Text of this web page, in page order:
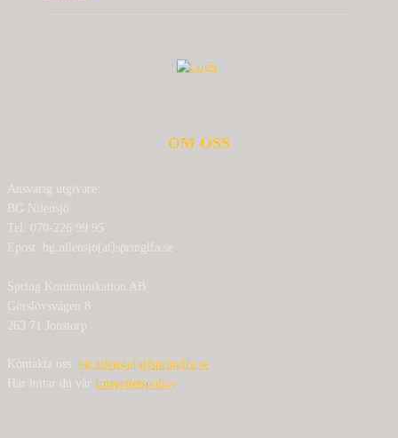
OM OSS
Ansvarig utgivare:
BG Nilensjö
Tel: 070-226 99 95
Epost: bg.nilensjo[at]springlfa.se
Spring Kommunikation AB
Görslövsvägen 8
263 71 Jonstorp
Kontakta oss: bg.nilensjo[at]springlfa.se
Här hittar du vår Integritetspolicy